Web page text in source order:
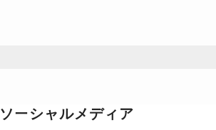
ソーシャルメディア